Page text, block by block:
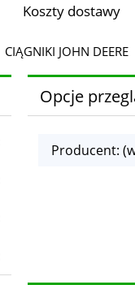
Koszty dostawy
CIĄGNIKI JOHN DEERE
Opcje
Producent: